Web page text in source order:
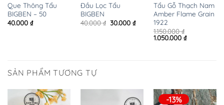
Que Thông Tẩu
BIGBEN – 50
40.000 ₫
Đầu Lọc Tẩu
BIGBEN
40.000₫ Giá
gốc
30.000 ₫Giá
Tẩu Gỗ Thạch Nam
Amber Flame Grain
1922
1.150.000₫
Giá
1.050.000 ₫Giá
SẢN PHẨM TƯƠNG TỰ
-13%